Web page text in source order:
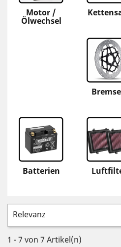
Motor /
Ölwechsel
Batterien
Relevanz
1 - 7 von 7 Artikel(n)